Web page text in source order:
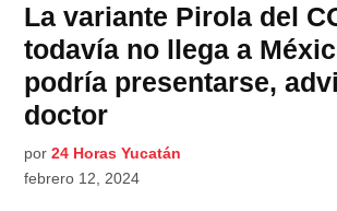
La variante Pirola del
todavía no llega a
podría presentarse,
doctor
por 24 Horas Yucatán
febrero 12, 2024